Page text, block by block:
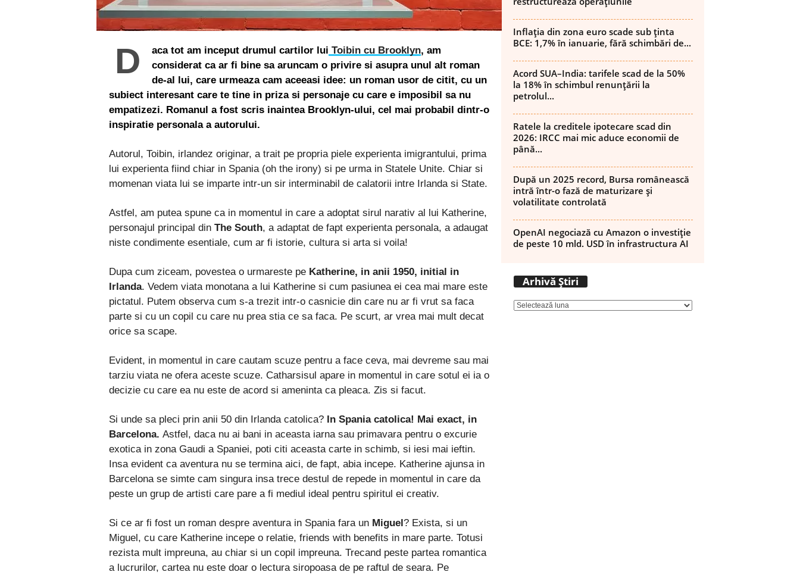
D aca tot am inceput drumul cartilor lui Toibin cu Brooklyn, am
considerat ca ar fi bine sa aruncam o privire si asupra unul alt roman
de-al lui, care urmeaza cam aceeasi idee: un roman usor de citit, cu un
subiect interesant care te tine in priza si personaje cu care e imposibil sa nu
empatizezi. Romanul a fost scris inaintea Brooklyn-ului, cel mai probabil dintr-o
inspiratie personala a autorului.
Autorul, Toibin, irlandez originar, a trait pe propria piele experienta imigrantului, prima
lui experienta fiind chiar in Spania (oh the irony) si pe urma in Statele Unite. Chiar si
momenan viata lui se imparte intr-un sir interminabil de calatorii intre Irlanda si State.
Astfel, am putea spune ca in momentul in care a adoptat sirul narativ al lui Katherine,
personajul principal din The South, a adaptat de fapt experienta personala, a adaugat
niste condimente esentiale, cum ar fi istorie, cultura si arta si voila!
Dupa cum ziceam, povestea o urmareste pe Katherine, in anii 1950, initial in
Irlanda. Vedem viata monotana a lui Katherine si cum pasiunea ei cea mai mare este
pictatul. Putem observa cum s-a trezit intr-o casnicie din care nu ar fi vrut sa faca
parte si cu un copil cu care nu prea stia ce sa faca. Pe scurt, ar vrea mai mult decat
orice sa scape.
Evident, in momentul in care cautam scuze pentru a face ceva, mai devreme sau mai
tarziu viata ne ofera aceste scuze. Catharsisul apare in momentul in care sotul ei ia o
decizie cu care ea nu este de acord si ameninta ca pleaca. Zis si facut.
Si unde sa pleci prin anii 50 din Irlanda catolica? In Spania catolica! Mai exact, in
Barcelona. Astfel, daca nu ai bani in aceasta iarna sau primavara pentru o excurie
exotica in zona Gaudi a Spaniei, poti citi aceasta carte in schimb, si iesi mai ieftin.
Insa evident ca aventura nu se termina aici, de fapt, abia incepe. Katherine ajunsa in
Barcelona se simte cam singura insa trece destul de repede in momentul in care da
peste un grup de artisti care pare a fi mediul ideal pentru spiritul ei creativ.
Si ce ar fi fost un roman despre aventura in Spania fara un Miguel? Exista, si un
Miguel, cu care Katherine incepe o relatie, friends with benefits in mare parte. Totusi
rezista mult impreuna, au chiar si un copil impreuna. Trecand peste partea romantica
a lucrurilor, cartea nu este doar o lectura siropoasa de pe raftul de seara. Pe
Inflația din zona euro scade sub ținta
BCE: 1,7% în ianuarie, fără schimbări de...
Acord SUA–India: tarifele scad de la 50%
la 18% în schimbul renunțării la
petrolul...
Ratele la creditele ipotecare scad din
2026: IRCC mai mic aduce economii de
până...
După un 2025 record, Bursa românească
intră într-o fază de maturizare și
volatilitate controlată
OpenAI negociază cu Amazon o investiție
de peste 10 mld. USD în infrastructura AI
Arhivă Știri